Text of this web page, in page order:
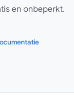
en onbeperkt.